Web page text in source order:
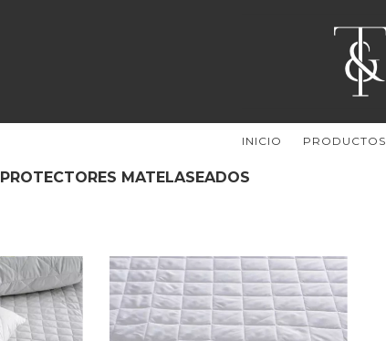
INICIO PRODUCTOS
PROTECTORES MATELASEADOS